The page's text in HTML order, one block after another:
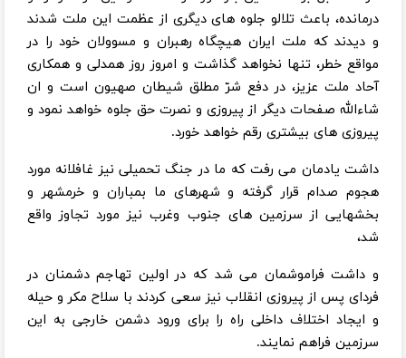
درمانده، باعث تلالو جلوه های دیگری از عظمت این ملت شدند
و دیدند که ملت ایران هیچگاه رهبران و مسوولان خود را در
مواقع خطر، تنها نخواهد گذاشت و امروز روز همدلی و همکاری
آحاد ملت عزیز، در دفع شرّ مطلق شیطان صهیون است و ان
شاءالله صفحات دیگر از پیروزی و نصرت حق جلوه خواهد نمود و
پیروزی های بیشتری رقم خواهد خورد.
داشت یادمان می رفت که ما در جنگ تحمیلی نیز غافلانه مورد
هجوم صدام قرار گرفته و شهرهای ما بمباران و خرمشهر و
بخشهایی از سرزمین های جنوب وغرب نیز مورد تجاوز واقع
شد،
و داشت فراموشمان می شد که در اولین تهاجم دشمنان در
فردای پس از پیروزی انقلاب نیز سعی کردند با سلاح مکر و حیله
و ایجاد اختلاف داخلی راه را برای ورود دشمن خارجی به این
سرزمین فراهم نمایند.